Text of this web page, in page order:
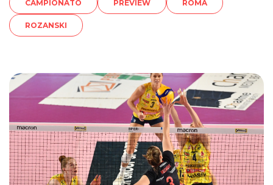
CAMPIONATO PREVIEW ROMA
ROZANSKI